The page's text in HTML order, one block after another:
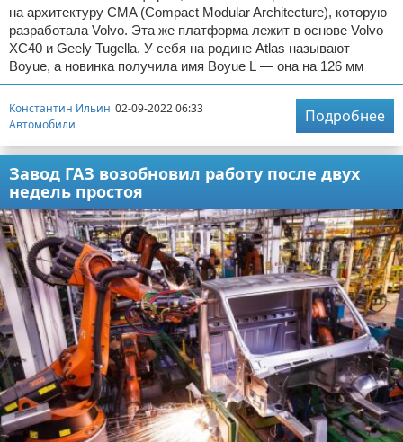
на архитектуру CMA (Compact Modular Architecture), которую
разработала Volvo. Эта же платформа лежит в основе Volvo
XC40 и Geely Tugella. У себя на родине Atlas называют
Boyue, а новинка получила имя Boyue L — она на 126 мм
Константин Ильин 02-09-2022 06:33
Автомобили
Подробнее
Завод ГАЗ возобновил работу после двух
недель простоя